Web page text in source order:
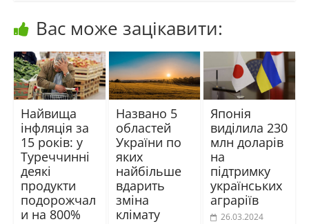
Вас може зацікавити:
Найвища
інфляція за
15 років: у
Туреччинні
деякі
продукти
подорожчал
и на 800%
Названо 5
областей
України по
яких
найбільше
вдарить
зміна
клімату
Японія
виділила 230
млн доларів
на
підтримку
українських
аграріїв
26.03.2024